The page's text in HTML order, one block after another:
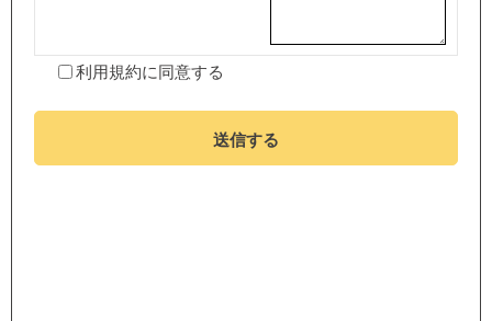
利用規約に同意する
送信する